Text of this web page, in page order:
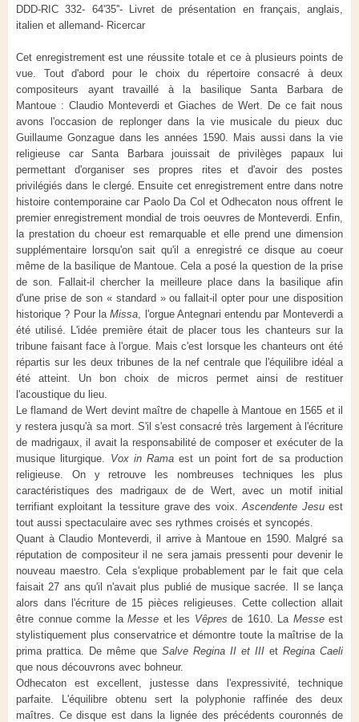
DDD-RIC 332- 64'35''- Livret de présentation en français, anglais,
italien et allemand- Ricercar
Cet enregistrement est une réussite totale et ce à plusieurs points de
vue. Tout d'abord pour le choix du répertoire consacré à deux
compositeurs ayant travaillé à la basilique Santa Barbara de
Mantoue : Claudio Monteverdi et Giaches de Wert. De ce fait nous
avons l'occasion de replonger dans la vie musicale du pieux duc
Guillaume Gonzague dans les années 1590. Mais aussi dans la vie
religieuse car Santa Barbara jouissait de privilèges papaux lui
permettant d'organiser ses propres rites et d'avoir des postes
privilégiés dans le clergé. Ensuite cet enregistrement entre dans notre
histoire contemporaine car Paolo Da Col et Odhecaton nous offrent le
premier enregistrement mondial de trois oeuvres de Monteverdi. Enfin,
la prestation du choeur est remarquable et elle prend une dimension
supplémentaire lorsqu'on sait qu'il a enregistré ce disque au coeur
même de la basilique de Mantoue. Cela a posé la question de la prise
de son. Fallait-il chercher la meilleure place dans la basilique afin
d'une prise de son « standard » ou fallait-il opter pour une disposition
historique ? Pour laMissa , l'orgue Antegnari entendu par Monteverdi a
été utilisé. L'idée première était de placer tous les chanteurs sur la
tribune faisant face à l'orgue. Mais c'est lorsque les chanteurs ont été
répartis sur les deux tribunes de la nef centrale que l'équilibre idéal a
été atteint. Un bon choix de micros permet ainsi de restituer
l'acoustique du lieu.
Le flamand de Wert devint maître de chapelle à Mantoue en 1565 et il
y restera jusqu'à sa mort. S'il s'est consacré très largement à l'écriture
de madrigaux, il avait la responsabilité de composer et exécuter de la
musique liturgique. Vox in Rama est un point fort de sa production
religieuse. On y retrouve les nombreuses techniques les plus
caractéristiques des madrigaux de de Wert, avec un motif initial
terrifiant exploitant la tessiture grave des voix.Ascendente Jesuest
tout aussi spectaculaire avec ses rythmes croisés et syncopés.
Quant à Claudio Monteverdi, il arrive à Mantoue en 1590. Malgré sa
réputation de compositeur il ne sera jamais pressenti pour devenir le
nouveau maestro. Cela s'explique probablement par le fait que cela
faisait 27 ans qu'il n'avait plus publié de musique sacrée. Il se lança
alors dans l'écriture de 15 pièces religieuses. Cette collection allait
être connue comme la Messe et les Vêpres de 1610. La Messeest
stylistiquement plus conservatrice et démontre toute la maîtrise de la
prima prattica. De même que Salve Regina II et III et Regina Caeli
que nous découvrons avec bohneur.
Odhecaton est excellent, justesse dans l'expressivité, technique
parfaite. L'équilibre obtenu sert la polyphonie raffinée des deux
maîtres. Ce disque est dans la lignée des précédents couronnés de